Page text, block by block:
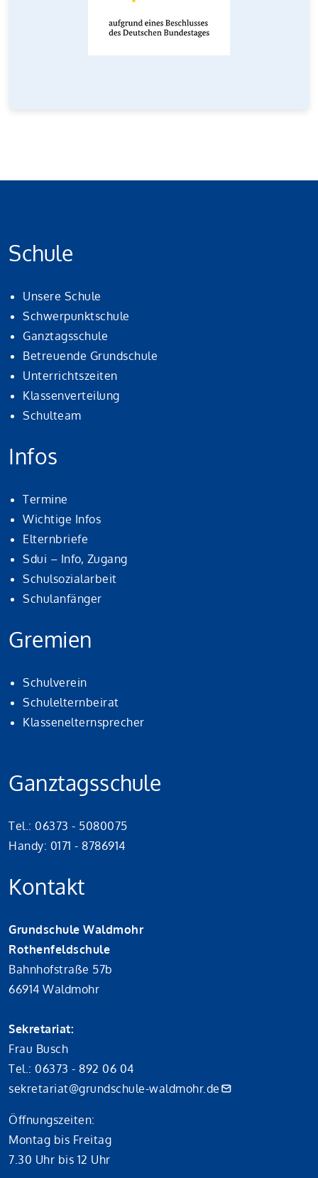
Schule
Unsere Schule
Schwerpunktschule
Ganztagsschule
Betreuende Grundschule
Unterrichtszeiten
Klassenverteilung
Schulteam
Infos
Termine
Wichtige Infos
Elternbriefe
Sdui – Info, Zugang
Schulsozialarbeit
Schulanfänger
Gremien
Schulverein
Schulelternbeirat
Klassenelternsprecher
Ganztagsschule
Tel.: 06373 - 5080075
Handy: 0171 - 8786914
Kontakt
Grundschule Waldmohr
Rothenfeldschule
Bahnhofstraße 57b
66914 Waldmohr
Sekretariat:
Frau Busch
Tel.: 06373 - 892 06 04
sekretariat@grundschule-waldmohr.de
Öffnungszeiten:
Montag bis Freitag
7.30 Uhr bis 12 Uhr